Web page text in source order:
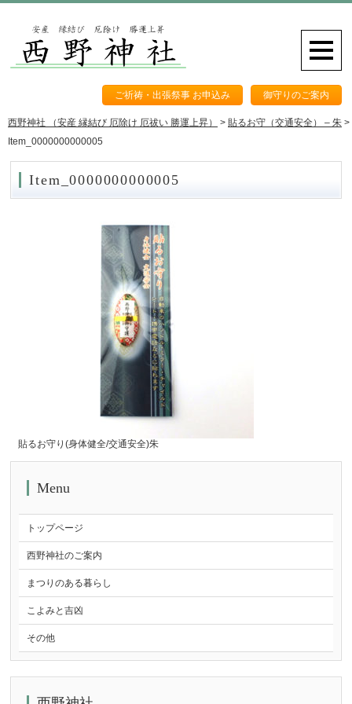
ご祈祷・出張祭事 お申込み 御守りのご案内
西野神社 （安産 縁結び 厄除け 厄祓い 勝運上昇） > 貼るお守（交通安全） – 朱 >
Item_0000000000005
Item_0000000000005
貼るお守り(身体健全/交通安全)朱
Menu
トップページ
西野神社のご案内
まつりのある暮らし
こよみと吉凶
その他